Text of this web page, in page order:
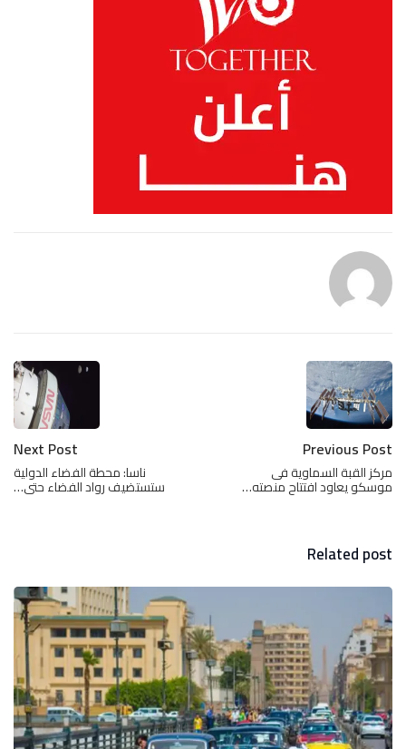
Previous Post
مركز القبة السماوية فى
موسكو يعاود افتتاح منصته…
Next Post
ناسا: محطة الفضاء الدولية
ستستضيف رواد الفضاء حتى…
Related post